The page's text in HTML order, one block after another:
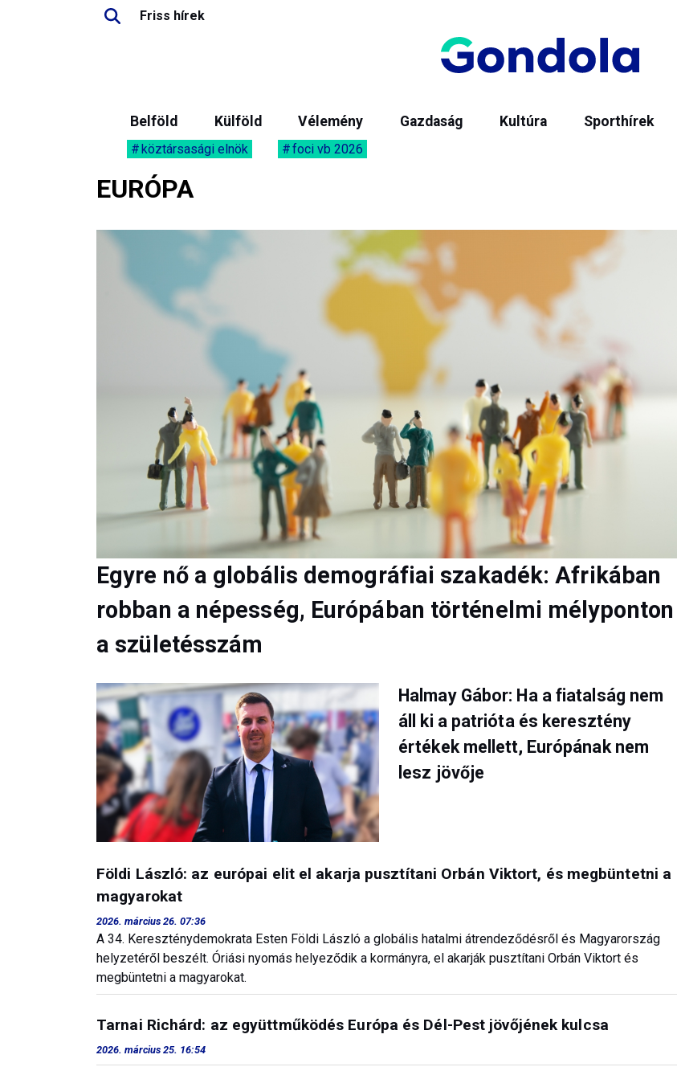
Friss hírek
Belföld Külföld Vélemény Gazdaság Kultúra Sporthírek
köztársasági elnök foci vb 2026
EURÓPA
Egyre nő a globális demográfiai szakadék: Afrikában
robban a népesség, Európában történelmi mélyponton
a születésszám
Halmay Gábor: Ha a fiatalság nem
áll ki a patrióta és keresztény
értékek mellett, Európának nem
lesz jövője
Földi László: az európai elit el akarja pusztítani Orbán Viktort, és megbüntetni a
magyarokat
2026. március 26. 07:36
A 34. Kereszténydemokrata Esten Földi László a globális hatalmi átrendeződésről és Magyarország
helyzetéről beszélt. Óriási nyomás helyeződik a kormányra, el akarják pusztítani Orbán Viktort és
megbüntetni a magyarokat.
Tarnai Richárd: az együttműködés Európa és Dél-Pest jövőjének kulcsa
2026. március 25. 16:54